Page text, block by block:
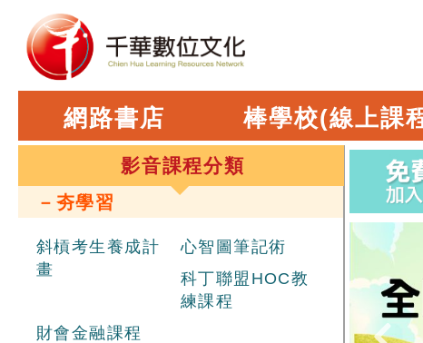
網路書店 棒學校(線上課
影音課程分類
－夯學習
斜槓考生養成計
畫
心智圖筆記術
科丁聯盟HOC教
練課程
財會金融課程